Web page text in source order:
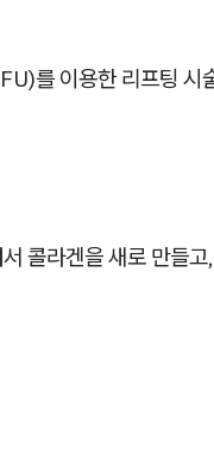
를 이용한 리프팅 시
콜라겐을 새로 만들